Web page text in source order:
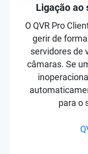
Ligação ao
O QVR Pro
gerir de
servidores de
câmaras. Se
para o